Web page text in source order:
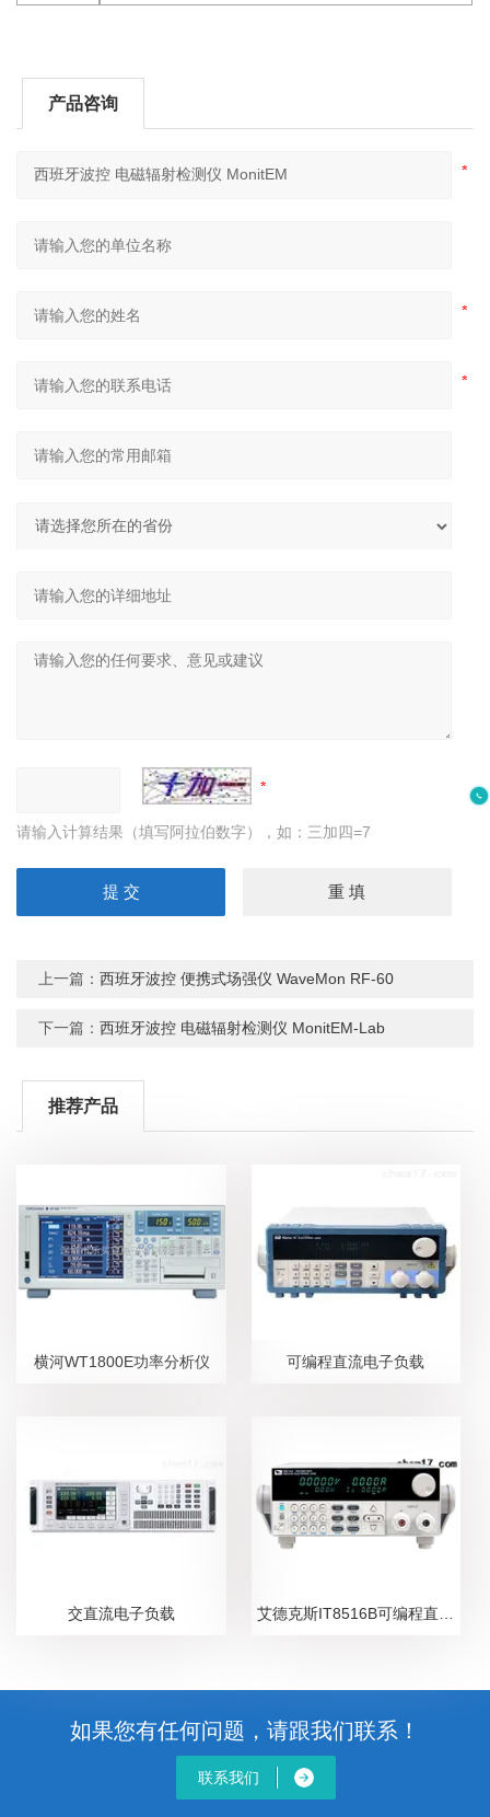
产品咨询
请输入计算结果（填写阿拉伯数字），如：三加四=7
上一篇：西班牙波控 便携式场强仪 WaveMon RF-60
下一篇：西班牙波控 电磁辐射检测仪 MonitEM-Lab
推荐产品
横河WT1800E功率分析仪 可编程直流电子负载
交直流电子负载
如果您有任何问题，请跟我们联系！
联系我们